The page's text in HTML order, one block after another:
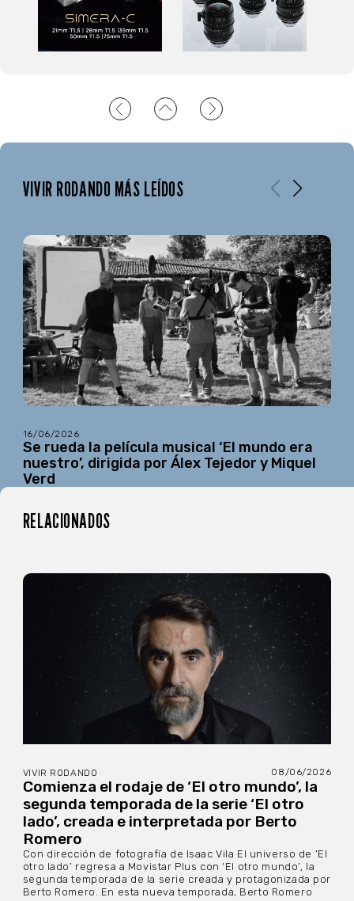
VIVIR RODANDO MÁS LEÍDOS
16/06/2026
Se rueda la película musical ‘El mundo era
nuestro’, dirigida por Álex Tejedor y Miquel
Verd
RELACIONADOS
VIVIR RODANDO 08/06/2026
Comienza el rodaje de ‘El otro mundo’, la
segunda temporada de la serie ‘El otro
lado’, creada e interpretada por Berto
Romero
Con dirección de fotografía de Isaac Vila El universo de ‘El
otro lado’ regresa a Movistar Plus con ‘El otro mundo’, la
segunda temporada de la serie creada y protagonizada por
Berto Romero. En esta nueva temporada, Berto Romero